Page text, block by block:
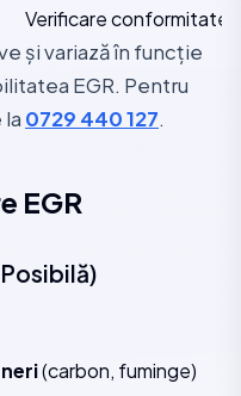
Verificare conformitate
și variază în funcție
EGR. Pentru
0729 440 127.
EGR
(carbon, fuminge)